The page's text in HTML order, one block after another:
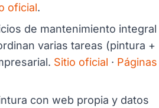
oficial.
de mantenimiento integral
varias tareas (pintura +
Sitio oficial · Páginas
con web propia y datos